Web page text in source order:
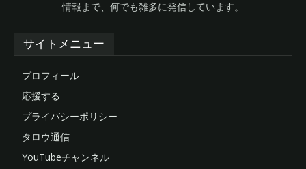
情報まで、何でも雑多に発信しています。
サイトメニュー
プロフィール
応援する
プライバシーポリシー
タロウ通信
YouTubeチャンネル